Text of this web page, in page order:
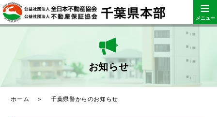
≡
メニュー
お知らせ
ホーム ＞千葉県警からのお知らせ